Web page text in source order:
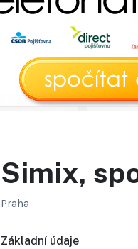
Simix,
Praha
Základní údaje